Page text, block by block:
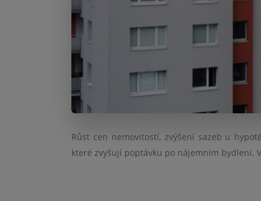
Růst cen nemovitostí, zvýšení sazeb u
které zvyšují poptávku po nájemním bydlení.